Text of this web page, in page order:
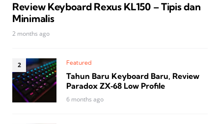
Review Keyboard Rexus KL150 – Tipis dan
Minimalis
2 months ago
Featured
Tahun Baru Keyboard Baru, Review
Paradox ZX‑68 Low Profile
6 months ago